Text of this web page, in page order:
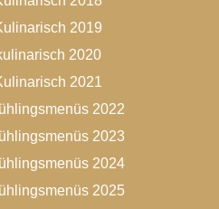
2019
2020
2021
2022
2023
2024
2025